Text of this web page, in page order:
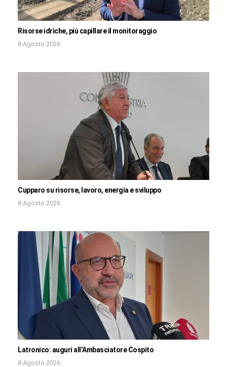
Risorse idriche, più capillare il monitoraggio
8 Agosto 2026
Cupparo su risorse, lavoro, energia e sviluppo
8 Agosto 2026
Latronico: auguri all’Ambasciatore Cospito
8 Agosto 2026